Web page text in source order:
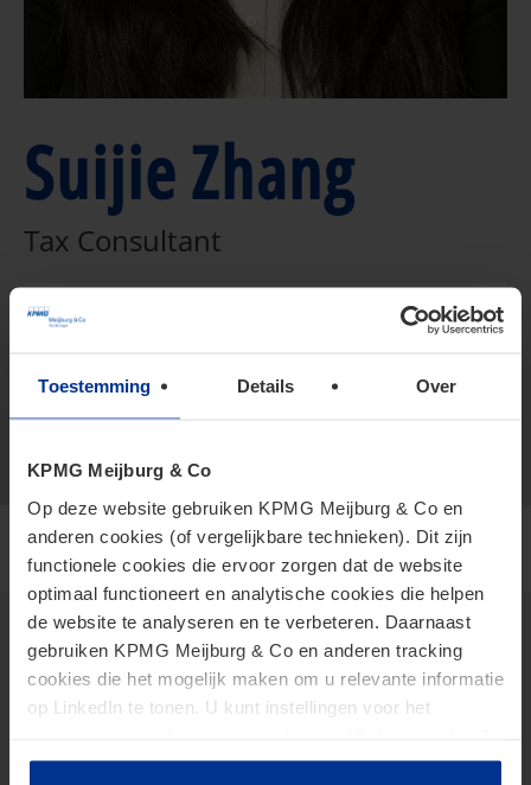
Toestemming Details Over
KPMG Meijburg & Co
Op deze website gebruiken KPMG Meijburg & Co en
anderen cookies (of vergelijkbare technieken). Dit zijn
functionele cookies die ervoor zorgen dat de website
optimaal functioneert en analytische cookies die helpen
de website te analyseren en te verbeteren. Daarnaast
gebruiken KPMG Meijburg & Co en anderen tracking
cookies die het mogelijk maken om u relevante informatie
op LinkedIn te tonen. U kunt instellingen voor het
te klikken. Als u op “Accepteer alle cookies” klikt, geeft u
Suijie Zhang
Tax Consultant
+316 156 707 84
zhang.suijie@kpmg.com
Thema's
AI in Tax